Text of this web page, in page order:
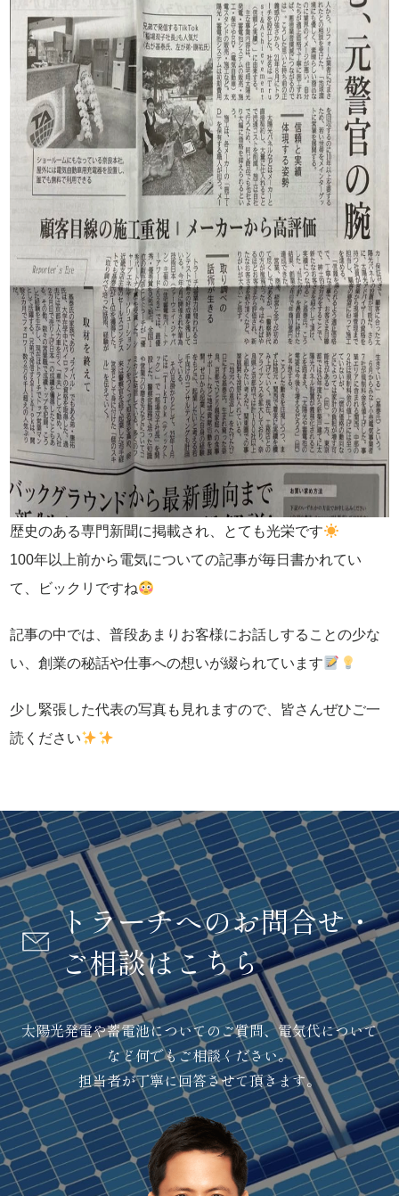
歴史のある専門新聞に掲載され、とても光栄です
100年以上前から電気についての記事が毎日書かれてい
て、ビックリですね
記事の中では、普段あまりお客様にお話しすることの少な
い、創業の秘話や仕事への想いが綴られています
少し緊張した代表の写真も見れますので、皆さんぜひご一
読ください
トラーチへのお問合せ・
ご相談はこちら
太陽光発電や蓄電池についてのご質問、電気代について
など何でもご相談ください。
担当者が丁寧に回答させて頂きます。